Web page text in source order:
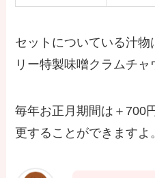
セットについている汁
リー特製味噌クラムチャ
毎年お正月期間は＋700
更することができますよ